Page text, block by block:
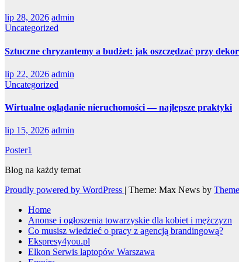
lip 28, 2026 admin
Uncategorized
Sztuczne chryzantemy a budżet: jak oszczędzać przy
lip 22, 2026 admin
Uncategorized
Wirtualne oglądanie nieruchomości — najlepsze praktyki
lip 15, 2026 admin
Poster1
Blog na każdy temat
Proudly powered by WordPress | Theme: Max News by
Home
Anonse i ogłoszenia towarzyskie dla kobiet i mężczyzn
Co musisz wiedzieć o pracy z agencją brandingową?
Ekspresy4you.pl
Elkon Serwis laptopów Warszawa